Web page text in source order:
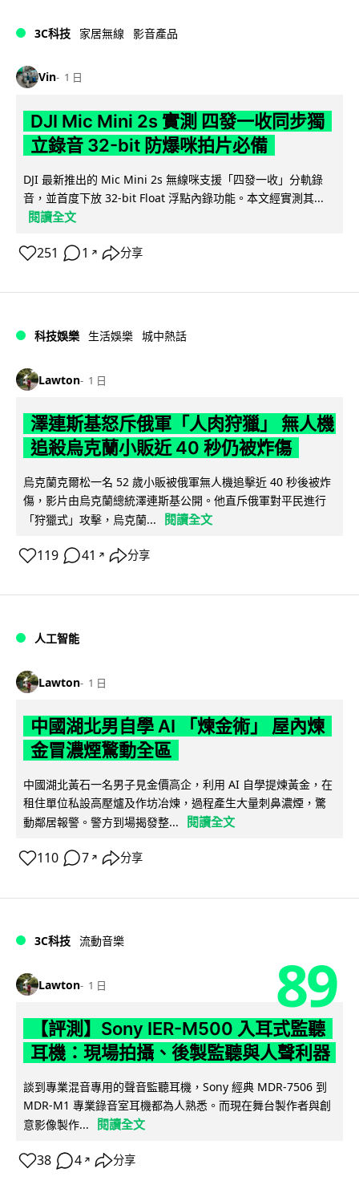
3C科技 家居無線 影音產品
Vin 1 日
DJI Mic Mini 2s 實測 四發一收同步獨
立錄音 32-bit 防爆咪拍片必備
DJI 最新推出的 Mic Mini 2s 無線咪支援「四發一收」分軌錄
音，並首度下放 32-bit Float 浮點內錄功能。本文經實測其...
閱讀全文
251 1 ↗ 分享
科技娛樂 生活娛樂 城中熱話
Lawton 1 日
澤連斯基怒斥俄軍「人肉狩獵」 無人機
追殺烏克蘭小販近 40 秒仍被炸傷
烏克蘭克爾松一名 52 歲小販被俄軍無人機追擊近 40 秒後被炸
傷，影片由烏克蘭總統澤連斯基公開。他直斥俄軍對平民進行
「狩獵式」攻擊，烏克蘭...
閱讀全文
119 41 ↗ 分享
人工智能
Lawton 1 日
中國湖北男自學 AI 「煉金術」 屋內煉
金冒濃煙驚動全區
中國湖北黃石一名男子見金價高企，利用 AI 自學提煉黃金，在
租住單位私設高壓爐及作坊冶煉，過程產生大量刺鼻濃煙，驚
動鄰居報警。警方到場揭發整...
閱讀全文
110 7 ↗ 分享
3C科技 流動音樂
Lawton 1 日 89
【評測】Sony IER-M500 入耳式監聽
耳機：現場拍攝、後製監聽與人聲利器
談到專業混音專用的聲音監聽耳機，Sony 經典 MDR-7506 到
MDR-M1 專業錄音室耳機都為人熟悉。而現在舞台製作者與創
意影像製作...
閱讀全文
38 4 ↗ 分享